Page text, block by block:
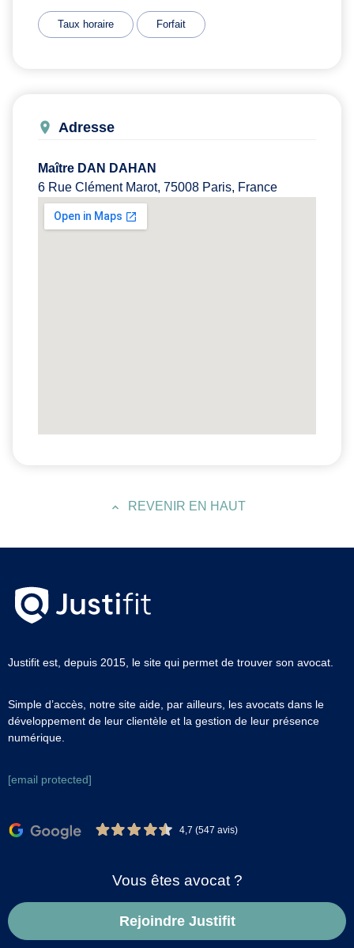
Taux horaire Forfait
Adresse
Maître DAN DAHAN
6 Rue Clément Marot, 75008 Paris, France
REVENIR EN HAUT
Justifit est, depuis 2015, le site qui permet de trouver son avocat.
Simple d’accès, notre site aide, par ailleurs, les avocats dans le
développement de leur clientèle et la gestion de leur présence
numérique.
[email protected]
4,7 (547 avis)
Vous êtes avocat ?
Rejoindre Justifit